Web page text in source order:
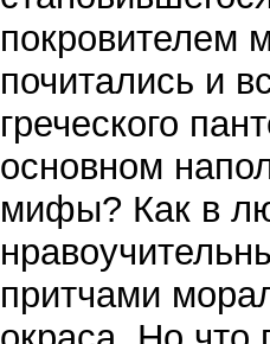
покровителем
почитались и
греческого
основном
мифы? Как в
притчами